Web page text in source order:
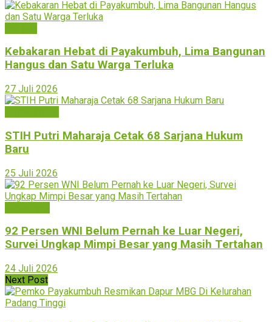
Kebakaran Hebat di Payakumbuh, Lima Bangunan
Hangus dan Satu Warga Terluka
27 Juli 2026
STIH Putri Maharaja Cetak 68 Sarjana Hukum
Baru
25 Juli 2026
92 Persen WNI Belum Pernah ke Luar Negeri,
Survei Ungkap Mimpi Besar yang Masih Tertahan
24 Juli 2026
Next Post